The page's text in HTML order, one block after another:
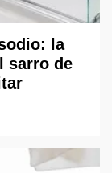
la
sarro de